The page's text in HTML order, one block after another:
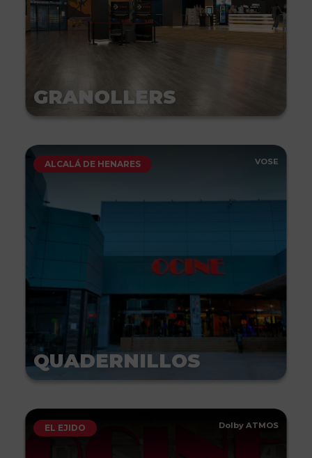
GRANOLLERS
ALCALÁ DE HENARES VOSE
QUADERNILLOS
EL EJIDO Dolby ATMOS